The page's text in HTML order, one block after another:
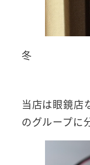
冬
当店は眼鏡店
のグループに